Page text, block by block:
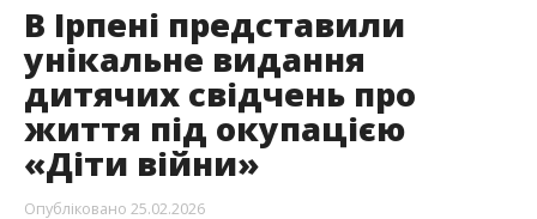
В Ірпені представили
унікальне видання
дитячих свідчень про
життя під окупацією
«Діти війни»
Опубліковано 25.02.2026